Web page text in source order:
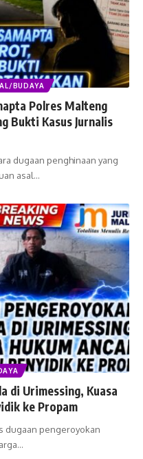
BUDAYA
Polres Malteng
Bukti Kasus Jurnalis
dugaan penghinaan yang
asal…
di Urimessing, Kuasa
ke Propam
dugaan pengeroyokan
…